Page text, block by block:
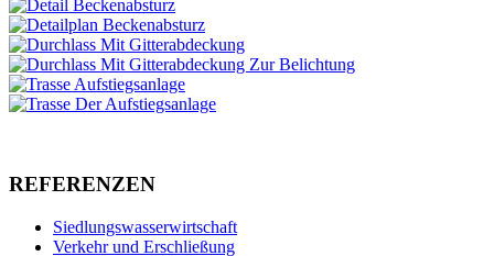
REFERENZEN
Siedlungswasserwirtschaft
Verkehr und Erschließung